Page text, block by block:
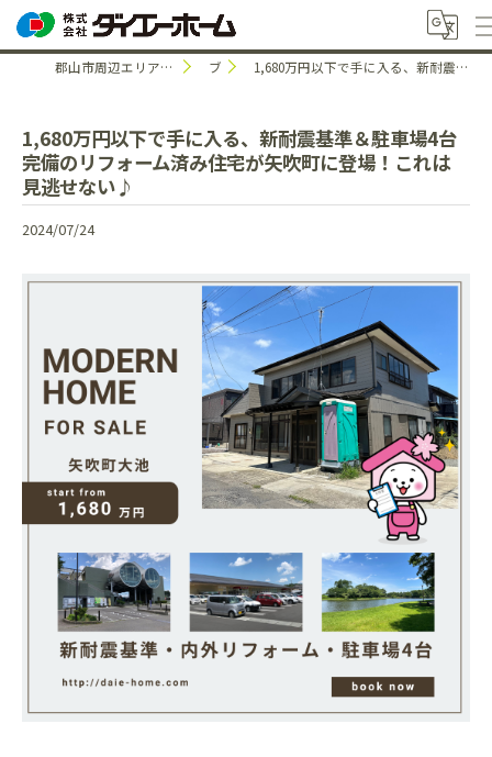
郡山市周辺エリアで中古住宅のことなら株式会社ダイエーホーム ブログ 1,680万円以下で手に入る、新耐震基準＆駐車場4台完備のリフォーム済み住宅が矢吹町に登場！これは見逃せない♪
1,680万円以下で手に入る、新耐震基準＆駐車場4台
完備のリフォーム済み住宅が矢吹町に登場！これは
見逃せない♪
2024/07/24